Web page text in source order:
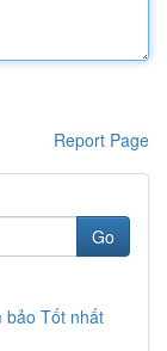
Report Page
Go
bảo Tốt nhất